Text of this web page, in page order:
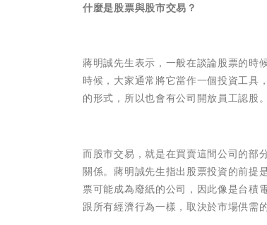
什麼是股票與股市交易？
蔣明誠先生表示，一般在談論股票的時
時候，大家通常將它當作一個投資工具
的形式，所以也會有公司開放員工認股。
而股市交易，就是在買賣這間公司的部
關係。蔣明誠先生指出股票投資的前提
票可能成為廢紙的公司，因此像是台積
跟所有經濟行為一樣，取決於市場供需